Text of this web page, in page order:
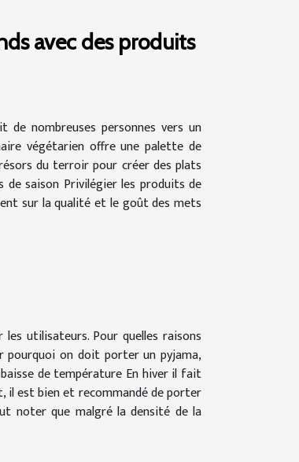
avec des produits
nombreuses personnes vers un
végétarien offre une palette de
du terroir pour créer des plats
saison Privilégier les produits de
sur la qualité et le goût des mets
utilisateurs. Pour quelles raisons
pourquoi on doit porter un pyjama,
de température En hiver il fait
il est bien et recommandé de porter
noter que malgré la densité de la